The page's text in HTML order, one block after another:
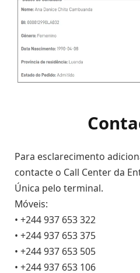
Para esclarecimento
contacte o Call Center da
Única pelo terminal.
Móveis:
• +244 937 653 322
• +244 937 653 375
• +244 937 653 505
• +244 937 653 106